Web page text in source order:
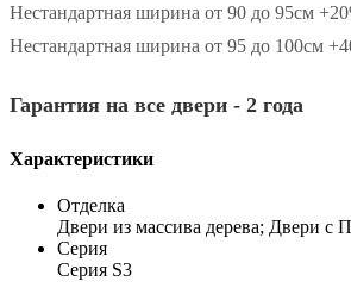
Нестандартная ширина от 90 до 95см
Нестандартная ширина от 95 до 100см
Гарантия на все двери - 2 года
Характеристики
Отделка
Двери из массива дерева; Двери
Серия
Серия S3